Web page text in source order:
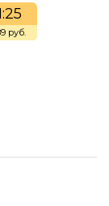
руб.